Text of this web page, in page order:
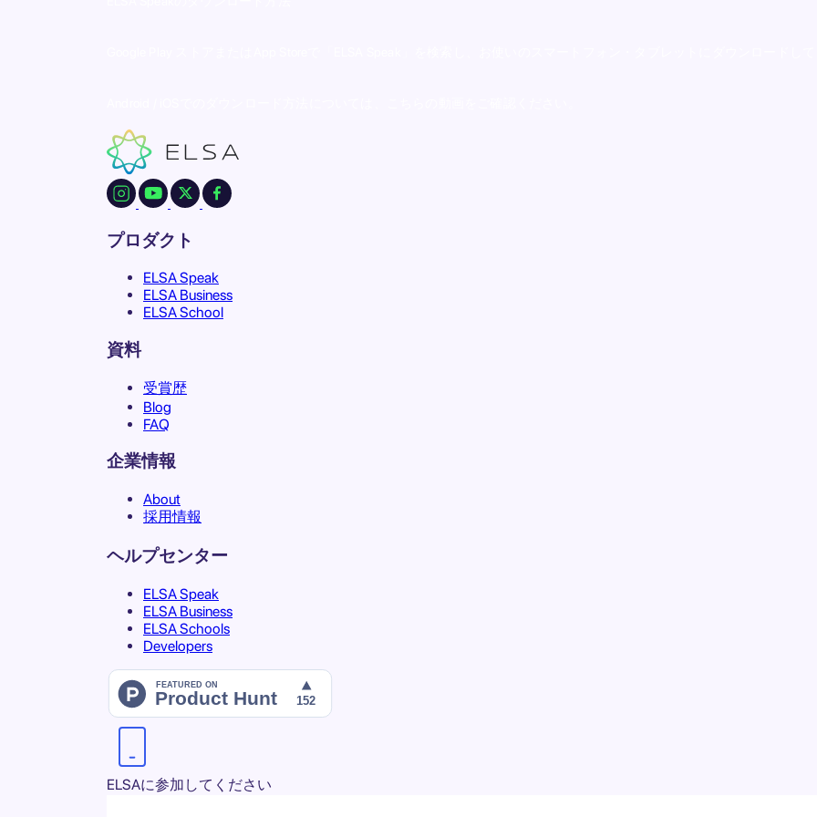
プロダクト
ELSA Speak
ELSA Business
ELSA School
資料
受賞歴
Blog
FAQ
企業情報
About
採用情報
ヘルプセンター
ELSA Speak
ELSA Business
ELSA Schools
Developers
ELSAに参加してください